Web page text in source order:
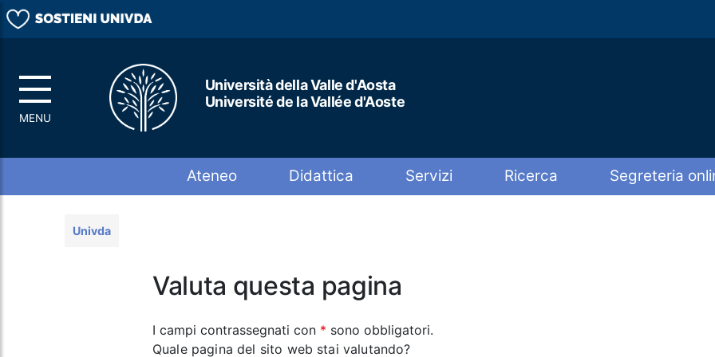
Università della Valle d'Aosta
Université de la Vallée d'Aoste
Ateneo Didattica Servizi Ricerca Segreteria
Univda
Valuta questa pagina
I campi contrassegnati con * sono obbligatori.
Quale pagina del sito web stai valutando?